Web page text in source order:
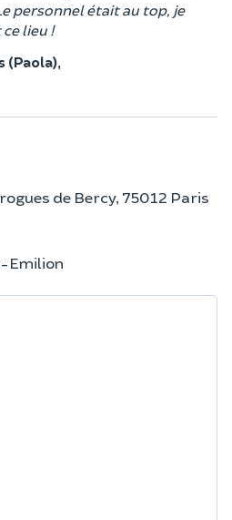
personnel était au top, je
lieu !
(Paola),
de Bercy, 75012 Paris
Emilion